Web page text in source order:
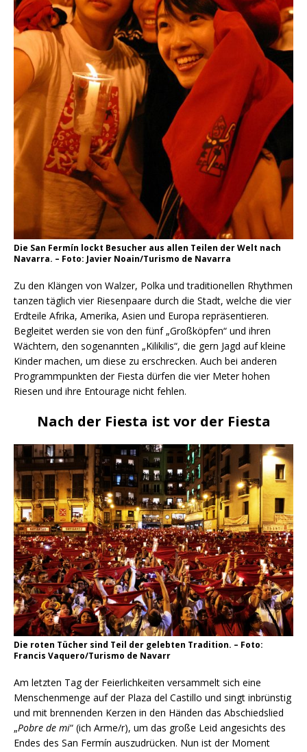
Die San Fermín lockt Besucher aus allen Teilen der Welt nach
Navarra. – Foto: Javier Noain/Turismo de Navarra
Zu den Klängen von Walzer, Polka und traditionellen Rhythmen
tanzen täglich vier Riesenpaare durch die Stadt, welche die vier
Erdteile Afrika, Amerika, Asien und Europa repräsentieren.
Begleitet werden sie von den fünf „Großköpfen“ und ihren
Wächtern, den sogenannten „Kilikilis“, die gern Jagd auf kleine
Kinder machen, um diese zu erschrecken. Auch bei anderen
Programmpunkten der Fiesta dürfen die vier Meter hohen
Riesen und ihre Entourage nicht fehlen.
Nach der Fiesta ist vor der Fiesta
Die roten Tücher sind Teil der gelebten Tradition. – Foto:
Francis Vaquero/Turismo de Navarr
Am letzten Tag der Feierlichkeiten versammelt sich eine
Menschenmenge auf der Plaza del Castillo und singt inbrünstig
und mit brennenden Kerzen in den Händen das Abschiedslied
„Pobre de mi“ (ich Arme/r), um das große Leid angesichts des
Endes des San Fermín auszudrücken. Nun ist der Moment